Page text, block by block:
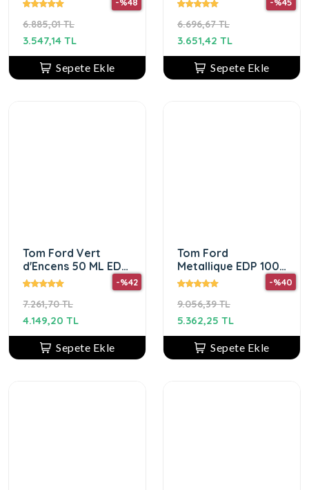
6.885,01 TL
3.547,14 TL
Sepete Ekle
6.696,67 TL
3.651,42 TL
Sepete Ekle
Tom Ford Vert
d'Encens 50 ML EDP
Unisex
7.261,70 TL
-%42
4.149,20 TL
Sepete Ekle
Tom Ford
Metallique EDP 100
ml Kadın Parfüm
9.056,39 TL
-%40
5.362,25 TL
Sepete Ekle